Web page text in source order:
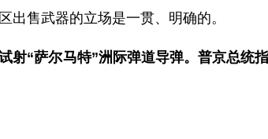
出售武器的立场是一贯、明确的。
射“萨尔马特”洲际弹道导弹。普京总统